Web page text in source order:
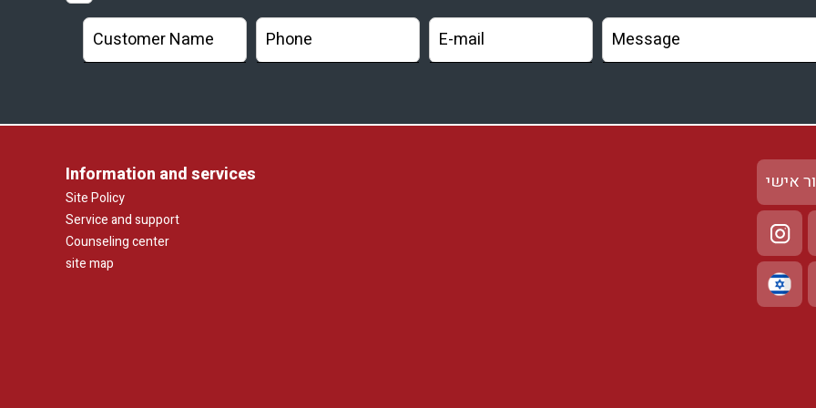
Information and services
Site Policy
Service and support
Counseling center
site map
אישי